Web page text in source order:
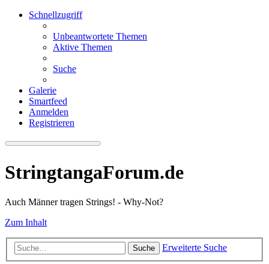
Schnellzugriff
Unbeantwortete Themen
Aktive Themen
Suche
Galerie
Smartfeed
Anmelden
Registrieren
StringtangaForum.de
Auch Männer tragen Strings! - Why-Not?
Zum Inhalt
Suche Erweiterte Suche